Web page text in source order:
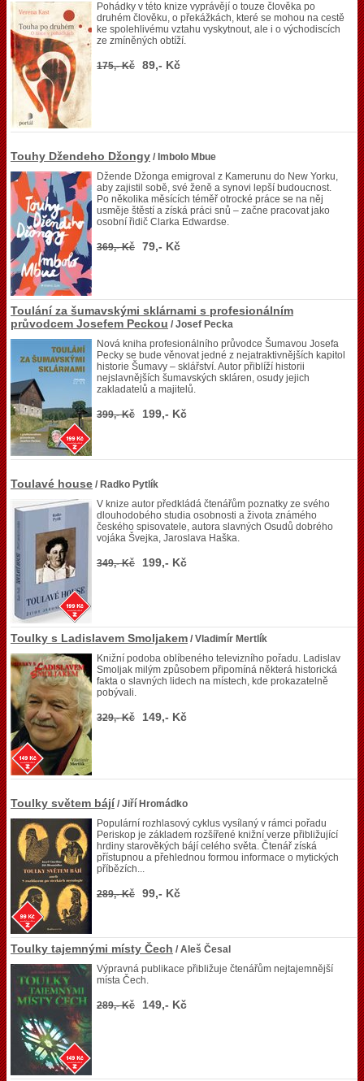
Pohádky v této knize vyprávějí o touze člověka po
druhém člověku, o překážkách, které se mohou na cestě
ke spolehlivému vztahu vyskytnout, ale i o východiscích
ze zmíněných obtíží.
175,- Kč 89,- Kč
Touhy Džendeho Džongy / Imbolo Mbue
Džende Džonga emigroval z Kamerunu do New Yorku,
aby zajistil sobě, své ženě a synovi lepší budoucnost.
Po několika měsících téměř otrocké práce se na něj
usměje štěstí a získá práci snů – začne pracovat jako
osobní řidič Clarka Edwardse.
369,- Kč 79,- Kč
Toulání za šumavskými sklárnami s profesionálním
průvodcem Josefem Peckou / Josef Pecka
Nová kniha profesionálního průvodce Šumavou Josefa
Pecky se bude věnovat jedné z nejatraktivnějších kapitol
historie Šumavy – sklářství. Autor přiblíží historii
nejslavnějších šumavských skláren, osudy jejich
zakladatelů a majitelů.
399,- Kč 199,- Kč
Toulavé house / Radko Pytlík
V knize autor předkládá čtenářům poznatky ze svého
dlouhodobého studia osobnosti a života známého
českého spisovatele, autora slavných Osudů dobrého
vojáka Švejka, Jaroslava Haška.
349,- Kč 199,- Kč
Toulky s Ladislavem Smoljakem / Vladimír Mertlík
Knižní podoba oblíbeného televizního pořadu. Ladislav
Smoljak milým způsobem připomíná některá historická
fakta o slavných lidech na místech, kde prokazatelně
pobývali.
329,- Kč 149,- Kč
Toulky světem bájí / Jiří Hromádko
Populární rozhlasový cyklus vysílaný v rámci pořadu
Periskop je základem rozšířené knižní verze přibližující
hrdiny starověkých bájí celého světa. Čtenář získá
přístupnou a přehlednou formou informace o mytických
příbězích...
289,- Kč 99,- Kč
Toulky tajemnými místy Čech / Aleš Česal
Výpravná publikace přibližuje čtenářům nejtajemnější
místa Čech.
289,- Kč 149,- Kč